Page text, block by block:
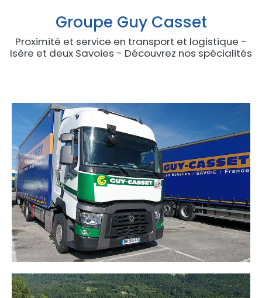
Groupe Guy Casset
Proximité et service en transport et logistique -
Isère et deux Savoies - Découvrez nos spécialités